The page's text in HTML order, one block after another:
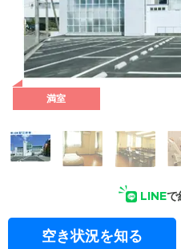
外観: 紀勢本線「紀三井寺駅」
だけます。
満室
LINEで
空き状況を知る